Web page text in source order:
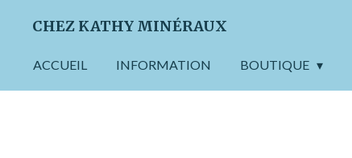
Passer
contenu
CHEZ KATHY MINÉRAUX
ACCUEIL INFORMATION BOUTIQUE